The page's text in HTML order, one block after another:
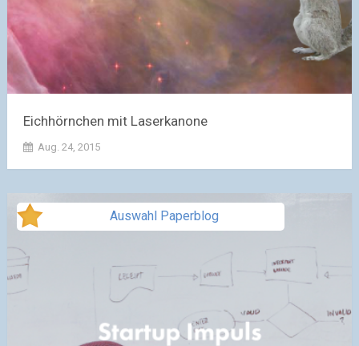
Eichhörnchen mit Laserkanone
Aug. 24, 2015
Auswahl Paperblog